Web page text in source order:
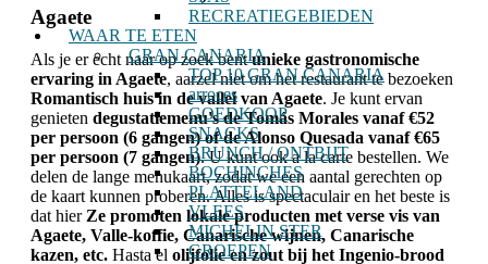
RECREATIEGEBIEDEN
WAAR TE ETEN
GRAN CANARIA
TOP 10 GRAN CANARIA
arroces
GOEDKOOP
SNACKS
BRUNCH / ONTBIJT
BOCHINCHES
PLATTELAND
VLEES
MICHELIN STER
GROEPEN
Agaete
Als je er echt naar op zoek bentunieke gastronomische
ervaring in Agaete, aarzel niet om het restaurant te bezoeken
Romantisch huis in de vallei van Agaete. Je kunt ervan
genieten degustatiemenu's de Tomás Morales vanaf €52
per persoon (6 gangen) of de Alonso Quesada vanaf €65
per persoon (7 gangen). U kunt ook à la carte bestellen. We
delen de lange menukaart, zodat we een aantal gerechten op
de kaart kunnen proberen. Alles is spectaculair en het beste is
dat hierZe promoten lokale producten met verse vis van
Agaete, Valle-koffie, Canarische wijnen, Canarische
kazen, etc. Hasta el olijfolie en zout bij het Ingenio-brood